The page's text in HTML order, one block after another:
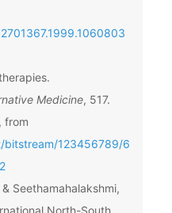
Medicine, 517.
from
bitstream/123456789/6
Seethamahalakshmi,
North-South